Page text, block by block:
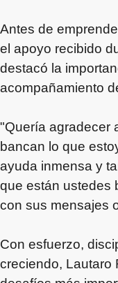
Antes de
el apoyo recibido
destacó la
acompañamiento
"Quería agradecer
bancan lo que
ayuda inmensa y
que están ustedes
con sus mensajes
Con esfuerzo,
creciendo, Lautaro